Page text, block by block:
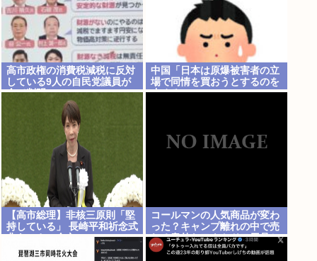
高市政権の消費税減税に反対
している9人の自民党議員が
全て判明www
中国「日本は原爆被害者の立
場で同情を買おうとするのを
止めろ」
【高市総理】非核三原則「堅
持している」 長崎平和祈念式
典あいさつ全文
コールマンの人気商品が変わ
った？キャンプ離れの中で売
れる意外なアウトドア用品と
は